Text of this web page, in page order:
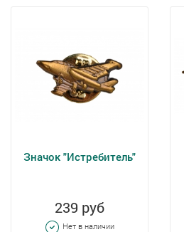
Значок "Истребитель"
239 руб
Нет в наличии